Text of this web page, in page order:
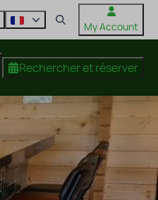
My Account
Rechercher et réserver